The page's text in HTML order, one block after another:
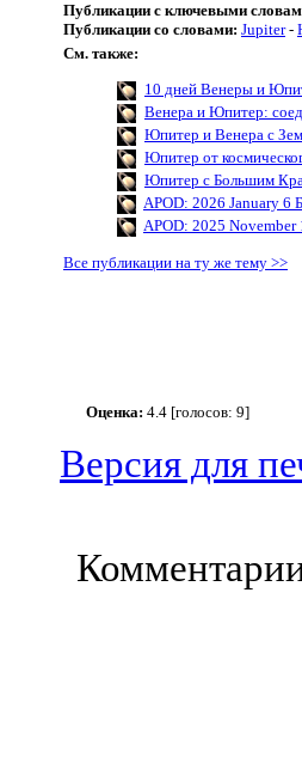
Публикации с ключевыми
Публикации со словами: Jupiter-
См. также:
10 дней Венеры и
Венера и Юпитер:
Юпитер и Венера с
Юпитер от
Юпитер с Большим
APOD: 2026 January 6
APOD: 2025
Все публикации на ту же тему >>
Оценка: 4.4 [голосов: 9]
Версия для